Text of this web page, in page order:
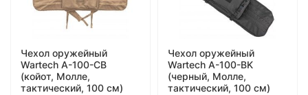
Чехол оружейный
Wartech A-100-CB
(койот, Молле,
тактический, 100 см)
Чехол оружейный
Wartech A-100-BK
(черный, Молле,
тактический, 100 см)